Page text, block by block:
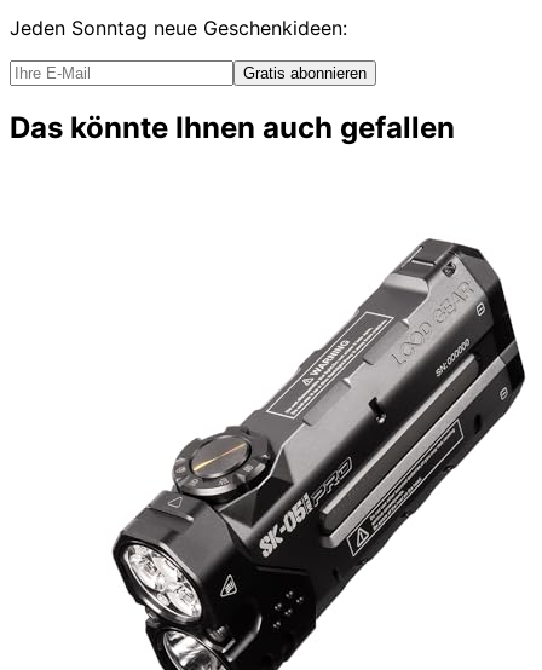
Jeden Sonntag neue Geschenkideen:
Gratis abonnieren
Das könnte Ihnen auch gefallen